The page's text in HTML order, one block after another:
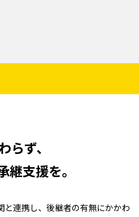
ず、
継支援を。
と連携し、後継者の有無にかかわ